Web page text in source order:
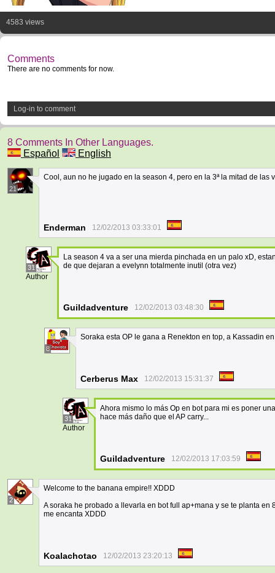
4583 views
Comments
There are no comments for now.
Log-in to comment
8 Comments In Other Languages.
Español
English
21
Cool, aun no he jugado en la season 4, pero en la 3ª la mitad de las
Enderman 12/02/2013 03:33:01
31
Author
La season 4 va a ser una mierda pinchada en un palo xD,
de que dejaran a evelynn totalmente inutil (otra vez)
Guildadventure 12/02/2013 03:48:30
8
Soraka esta OP le gana a Renekton en top, a Kassadin
Cerberus Max 12/02/2013 15:31:37
31
Author
Ahora mismo lo más Op en bot para mi es poner
hace más daño que el AP carry...
Guildadventure 12/02/2013 17:03:59
2
Welcome to the banana empire!! XDDD
A soraka he probado a llevarla en bot full ap+mana y se te planta
me encanta XDDD
Koalachotao 12/02/2013 23:20:13